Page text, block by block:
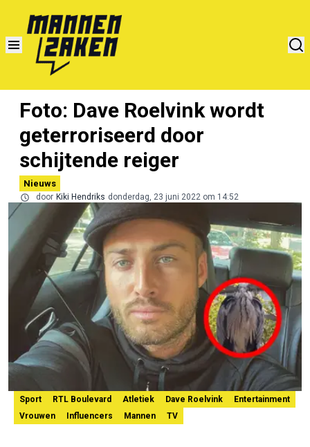
Foto: Dave Roelvink wordt
geterroriseerd door
schijtende reiger
Nieuws
door Kiki Hendriks donderdag, 23 juni 2022 om 14:52
Sport RTL Boulevard Atletiek Dave Roelvink
Entertainment
Vrouwen
Influencers Mannen TV